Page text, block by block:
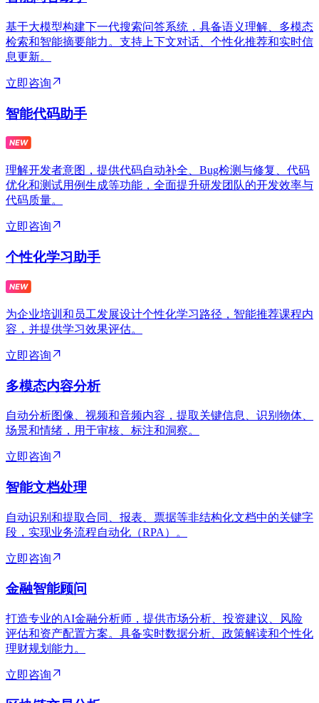
基于大模型构建下一代搜索问答系统，具备语义理解、多模态
检索和智能摘要能力。支持上下文对话、个性化推荐和实时信
息更新。
立即咨询
智能代码助手
理解开发者意图，提供代码自动补全、Bug检测与修复、代码
优化和测试用例生成等功能，全面提升研发团队的开发效率与
代码质量。
立即咨询
个性化学习助手
为企业培训和员工发展设计个性化学习路径，智能推荐课程内
容，并提供学习效果评估。
立即咨询
多模态内容分析
自动分析图像、视频和音频内容，提取关键信息、识别物体、
场景和情绪，用于审核、标注和洞察。
立即咨询
智能文档处理
自动识别和提取合同、报表、票据等非结构化文档中的关键字
段，实现业务流程自动化（RPA）。
立即咨询
金融智能顾问
打造专业的AI金融分析师，提供市场分析、投资建议、风险
评估和资产配置方案。具备实时数据分析、政策解读和个性化
理财规划能力。
立即咨询